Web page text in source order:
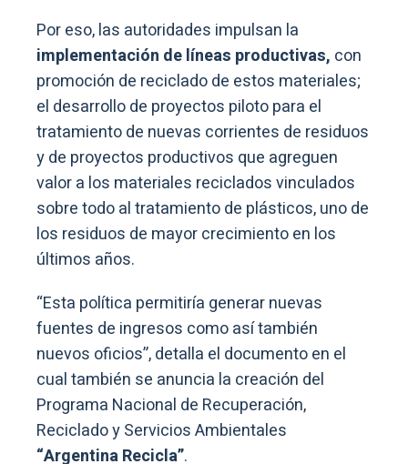
Por eso, las autoridades impulsan la
implementación de líneas productivas, con
promoción de reciclado de estos materiales;
el desarrollo de proyectos piloto para el
tratamiento de nuevas corrientes de residuos
y de proyectos productivos que agreguen
valor a los materiales reciclados vinculados
sobre todo al tratamiento de plásticos, uno de
los residuos de mayor crecimiento en los
últimos años.
“Esta política permitiría generar nuevas
fuentes de ingresos como así también
nuevos oficios”, detalla el documento en el
cual también se anuncia la creación del
Programa Nacional de Recuperación,
Reciclado y Servicios Ambientales
“Argentina Recicla”.